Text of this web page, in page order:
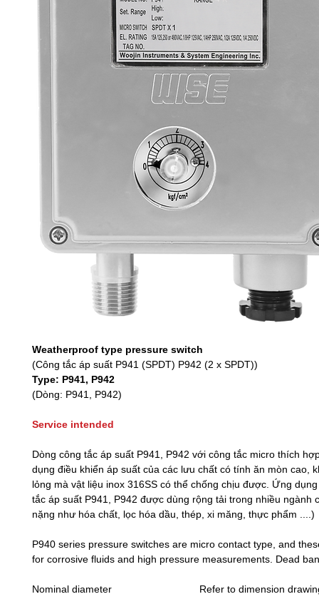
Weatherproof type pressure switch
(Công tắc áp suất P941 (SPDT) P942 (2 x SPDT))
Type: P941, P942
(Dòng: P941, P942)
Service intended
Dòng công tắc áp suất P941, P942 với công tắc micro thích
dụng điều khiển áp suất của các lưu chất có tính ăn mòn cao,
lỏng mà vật liệu inox 316SS có thể chống chịu được. Ứng
tắc áp suất P941, P942 được dùng rộng tải trong nhiều ngành
nặng như hóa chất, lọc hóa dầu, thép, xi măng, thực phẩm ....)
P940 series pressure switches are micro contact type, and
for corrosive fluids and high pressure measurements. Dead
Nominal diameter Refer to dimension